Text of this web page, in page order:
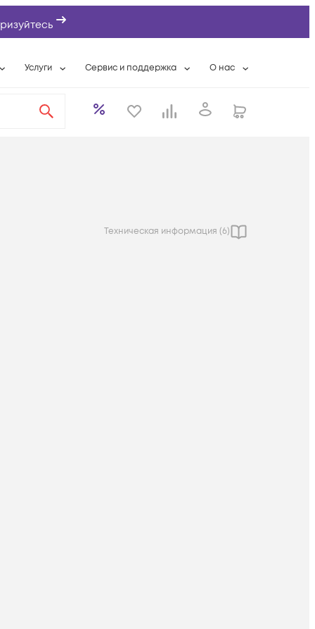
Услуги
Расширенная гарантия
Сервис и поддержка
Разовые выездные работы
О нас
Контактная
Техническая информация (6)